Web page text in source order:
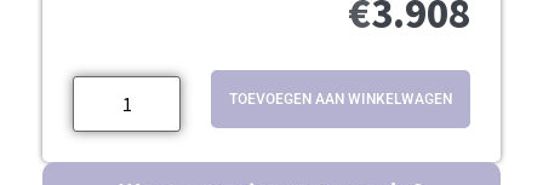
€3.908
TOEVOEGEN AAN WINKELWAGEN